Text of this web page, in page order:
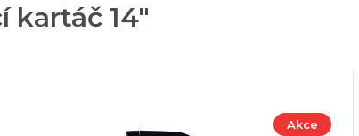
kartáč 14"
Akce